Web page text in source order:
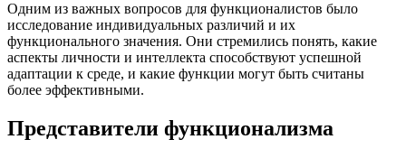
Одним из важных вопросов для функционалистов было
исследование индивидуальных различий и их
функционального значения. Они стремились понять, какие
аспекты личности и интеллекта способствуют успешной
адаптации к среде, и какие функции могут быть считаны
более эффективными.
Представители функционализма